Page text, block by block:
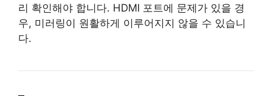
리 확인해야 합니다. HDMI 포트에 문제가 있을 경
우, 미러링이 원활하게 이루어지지 않을 수 있습니
다.